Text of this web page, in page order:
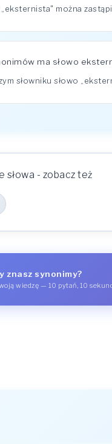
„eksternista" można
ma słowo
słowniku słowo
słowa - zobacz też
znasz synonimy?
wiedzę — 10 pytań, 10